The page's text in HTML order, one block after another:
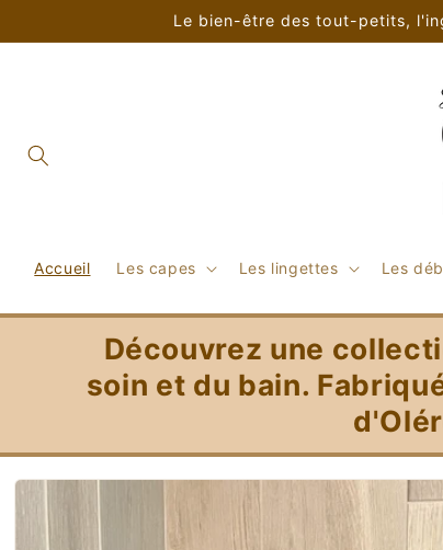
Le bien-être des tout-petits,
Accueil Les capes Les lingettes Les
Découvrez une
soin et du bain.